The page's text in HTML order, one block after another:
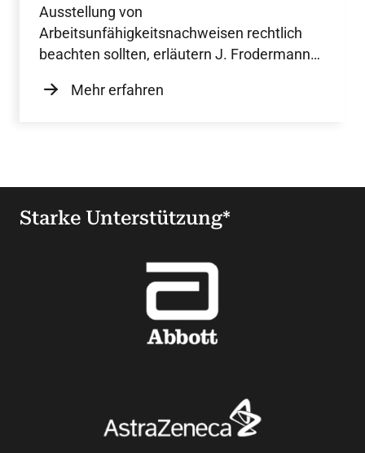
Ausstellung von
Arbeitsunfähigkeitsnachweisen rechtlich
beachten sollten, erläutern J. Frodermann
Mehr erfahren
Starke Unterstützung*